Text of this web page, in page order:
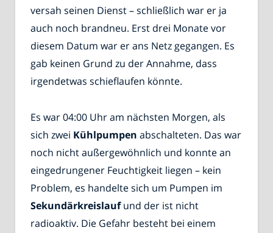
versah seinen Dienst – schließlich war er ja
auch noch brandneu. Erst drei Monate vor
diesem Datum war er ans Netz gegangen. Es
gab keinen Grund zu der Annahme, dass
irgendetwas schieflaufen könnte.
Es war 04:00 Uhr am nächsten Morgen, als
sich zwei Kühlpumpen abschalteten. Das war
noch nicht außergewöhnlich und konnte an
eingedrungener Feuchtigkeit liegen – kein
Problem, es handelte sich um Pumpen im
Sekundärkreislaufund der ist nicht
radioaktiv. Die Gefahr besteht bei einem